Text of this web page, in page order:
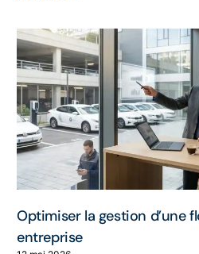
Optimiser la gestion d’une
entreprise